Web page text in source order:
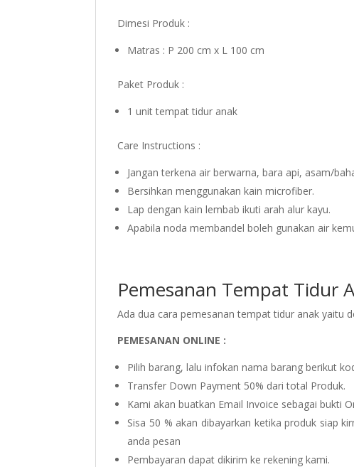
Dimesi Produk :
Matras : P 200 cm x L 100 cm
Paket Produk :
1 unit tempat tidur anak
Care Instructions :
Jangan terkena air berwarna, bara api, asam/
Bersihkan menggunakan kain microfiber.
Lap dengan kain lembab ikuti arah alur kayu.
Apabila noda membandel boleh gunakan air
Pemesanan Tempat Tidur
Ada dua cara pemesanan tempat tidur anak yaitu
PEMESANAN ONLINE :
Pilih barang, lalu infokan nama barang berikut
Transfer Down Payment 50% dari total Produk.
Kami akan buatkan Email Invoice sebagai bukti
Sisa 50 % akan dibayarkan ketika produk siap
anda pesan
Pembayaran dapat dikirim ke rekening kami.